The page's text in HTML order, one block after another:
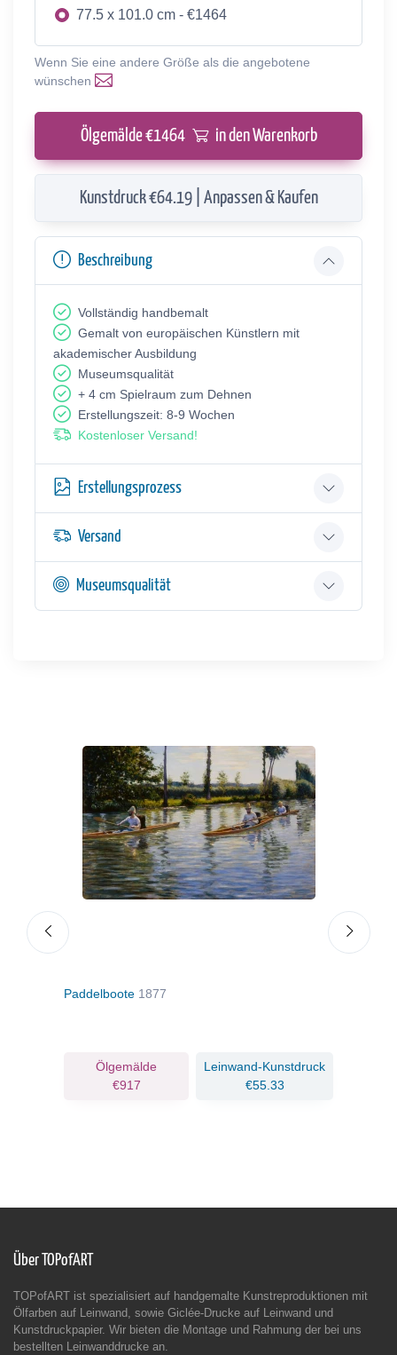
77.5 x 101.0 cm - €1464
Wenn Sie eine andere Größe als die angebotene
wünschen
Ölgemälde €1464 in den Warenkorb
Kunstdruck €64.19 | Anpassen & Kaufen
Beschreibung
Vollständig handbemalt
Gemalt von europäischen Künstlern mit
akademischer Ausbildung
Museumsqualität
+ 4 cm Spielraum zum Dehnen
Erstellungszeit: 8-9 Wochen
Kostenloser Versand!
Erstellungsprozess
Versand
Museumsqualität
Paddelboote 1877
Ölgemälde
€917
Leinwand-Kunstdruck
€55.33
Über TOPofART
TOPofART ist spezialisiert auf handgemalte Kunstreproduktionen mit
Ölfarben auf Leinwand, sowie Giclée-Drucke auf Leinwand und
Kunstdruckpapier. Wir bieten die Montage und Rahmung der bei uns
bestellten Leinwanddrucke an.